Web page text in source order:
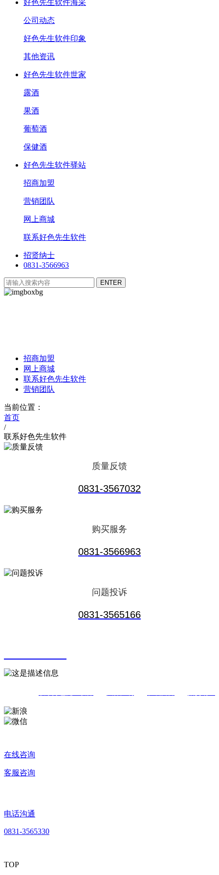
好色先生软件海采
公司动态
好色先生软件印象
其他资讯
好色先生软件世家
露酒
果酒
葡萄酒
保健酒
好色先生软件驿站
招商加盟
营销团队
网上商城
联系好色先生软件
招贤纳士
0831-3566963
招商加盟
网上商城
联系好色先生软件
营销团队
当前位置：
首页
/
联系好色先生软件
质量反馈
0831-3567032
购买服务
0831-3566963
问题投诉
0831-3565166
在线咨询
客服咨询
电话沟通
0831-3565330
TOP